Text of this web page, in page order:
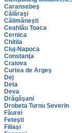
Caransebeş
Călăraşi
Călimăneşti
Ceahlău Toaca
Cernica
Chitila
Cluj-Napoca
Constanţa
Craiova
Curtea de Argeş
Dej
Deta
Deva
Drăgăşani
Drobeta Turnu Severin
Făurei
Feteşti
Filiaşi